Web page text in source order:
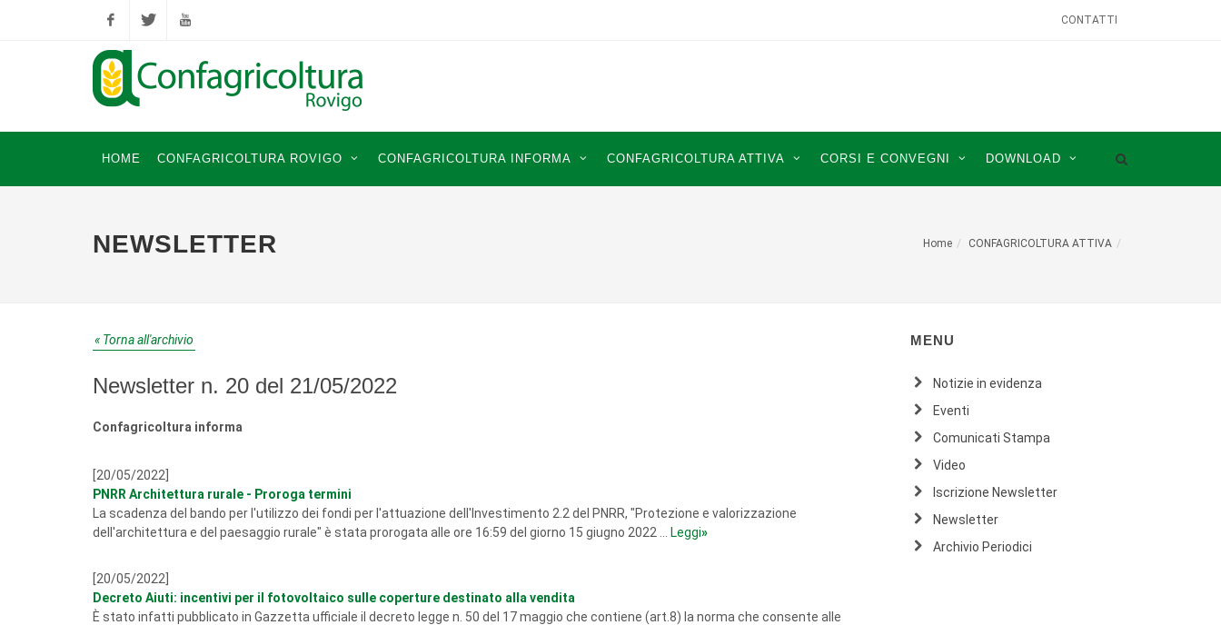
FacebookTwitter YouTube
CONTATTI
HOME CONFAGRICOLTURA ROVIGO CONFAGRICOLTURA INFORMA CONFAGRICOLTURA ATTIVA CORSI E CONVEGNI DOWNLOAD
NEWSLETTER Home CONFAGRICOLTURA ATTIVA
« Torna all'archivio
Newsletter n. 20 del 21/05/2022
Confagricoltura informa
[20/05/2022]
PNRR Architettura rurale - Proroga termini
La scadenza del bando per l'utilizzo dei fondi per l'attuazione dell'Investimento 2.2 del PNRR, "Protezione e valorizzazione
dell'architettura e del paesaggio rurale" è stata prorogata alle ore 16:59 del giorno 15 giugno 2022 ...
Leggi»
[20/05/2022]
Decreto Aiuti: incentivi per il fotovoltaico sulle coperture destinato alla vendita
È stato infatti pubblicato in Gazzetta ufficiale il decreto legge n. 50 del 17 maggio che contiene (art.8) la norma che consente alle
MENU
Notizie in evidenza
Eventi
Comunicati Stampa
Video
Iscrizione Newsletter
Newsletter
Archivio Periodici